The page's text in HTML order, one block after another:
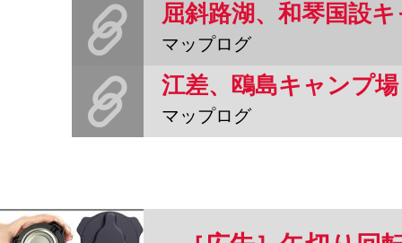
屈斜路湖、和琴国設
マップログ
江差、鴎島キャンプ
マップログ